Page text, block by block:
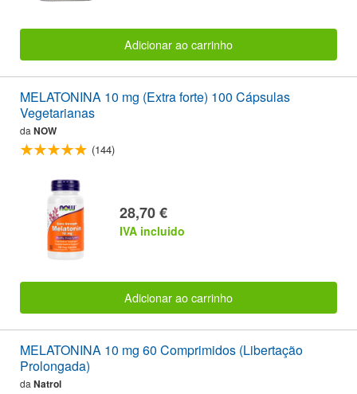
Adicionar ao carrinho
MELATONINA 10 mg (Extra forte) 100 Cápsulas
Vegetarianas
da NOW
(144)
28,70 €
IVA incluido
Adicionar ao carrinho
MELATONINA 10 mg 60 Comprimidos (Libertação
Prolongada)
da Natrol